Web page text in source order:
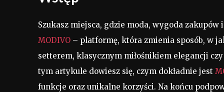
Szukasz miejsca, gdzie moda, wygoda
MODIVO – platformę, która zmienia sposób, w
setterem, klasycznym miłośnikiem elegancji
tym artykule dowiesz się, czym dokładnie jest
funkcje oraz unikalne korzyści. Na końcu